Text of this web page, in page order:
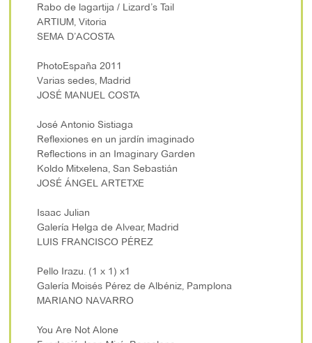
Rabo de lagartija / Lizard’s Tail
ARTIUM, Vitoria
SEMA D’ACOSTA
PhotoEspaña 2011
Varias sedes, Madrid
JOSÉ MANUEL COSTA
José Antonio Sistiaga
Reflexiones en un jardín imaginado
Reflections in an Imaginary Garden
Koldo Mitxelena, San Sebastián
JOSÉ ÁNGEL ARTETXE
Isaac Julian
Galería Helga de Alvear, Madrid
LUIS FRANCISCO PÉREZ
Pello Irazu. (1 x 1) x1
Galería Moisés Pérez de Albéniz, Pamplona
MARIANO NAVARRO
You Are Not Alone